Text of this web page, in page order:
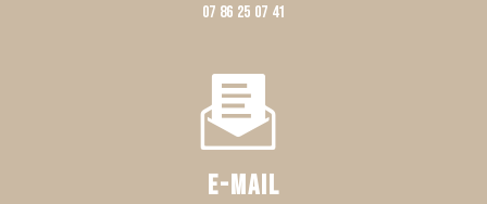
07 86 25 07 41
E-mail